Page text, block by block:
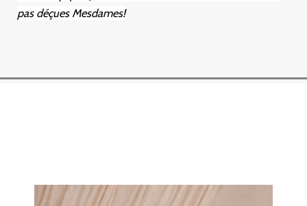
pas déçues Mesdames!